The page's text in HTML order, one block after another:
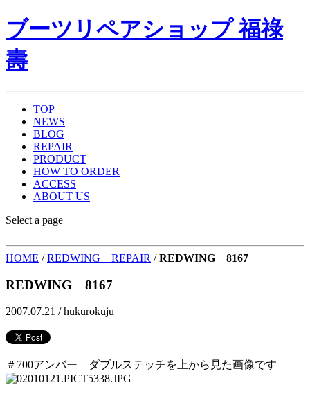
ブーツリペアショップ 福祿
壽
TOP
NEWS
BLOG
REPAIR
PRODUCT
HOW TO ORDER
ACCESS
ABOUT US
Select a page
HOME /REDWING REPAIR /REDWING 8167
REDWING 8167
2007.07.21 /hukurokuju
＃700アンバー ダブルステッチを上から見た画像です